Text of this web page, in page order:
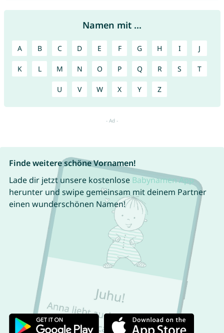
Namen mit ...
A B C D E F G H I J
K L M N O P Q R S T
U V W X Y Z
Finde weitere schöne Vornamen!
Lade dir jetzt unsere kostenlose Babynamen App
herunter und swipe gemeinsam mit deinem Partner
einen wunderschönen Namen!